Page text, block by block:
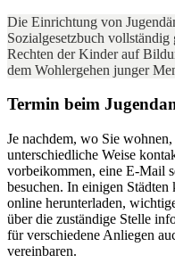
Die Einrichtung von
Sozialgesetzbuch vollständig
Rechten der Kinder auf
dem Wohlergehen junger
Termin beim
Je nachdem, wo Sie
unterschiedliche Weise
vorbeikommen, eine E-Mail
besuchen. In einigen
online herunterladen,
über die zuständige Stelle
für verschiedene Anliegen
vereinbaren.